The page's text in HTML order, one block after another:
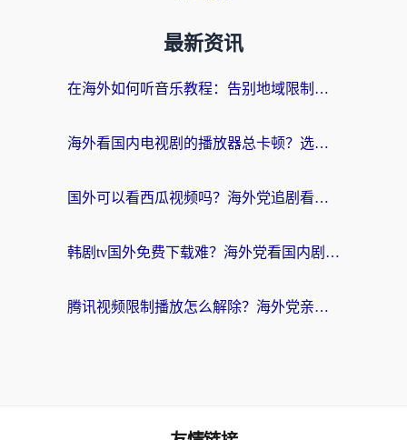
最新资讯
在海外如何听音乐教程：告别地域限制，随时听见国内的声音
海外看国内电视剧的播放器总卡顿？选对回国加速器才是关键
国外可以看西瓜视频吗？海外党追剧看片的终极解决方案
韩剧tv国外免费下载难？海外党看国内剧的加速器选择指南（附实用技巧）
腾讯视频限制播放怎么解除？海外党亲测有效的回国加速指南